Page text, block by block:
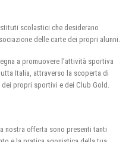
scolastici che desiderano
delle carte dei propri alunni.
a promuovere l’attività sportiva
Italia, attraverso la scoperta di
propri sportivi e dei Club Gold.
nostra offerta sono presenti tanti